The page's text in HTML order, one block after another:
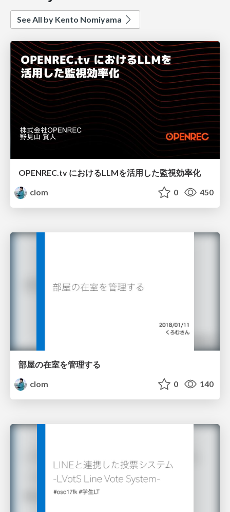
See All by Kento Nomiyama
OPENREC.tv におけるLLMを活用した監視効率化
clom
0 450
部屋の在室を管理する
clom
0 140